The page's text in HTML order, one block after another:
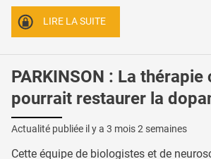
LIRE LA SUITE
PARKINSON : La
pourrait restaurer la
Actualité publiée il y a 3 mois 2 semaines
Cette équipe de biologistes et de